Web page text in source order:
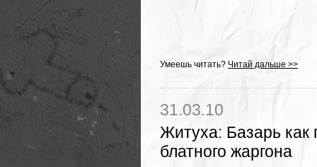
Умеешь читать? Читай дальше >>
31.03.10
Житуха: Базарь как
блатного жаргона